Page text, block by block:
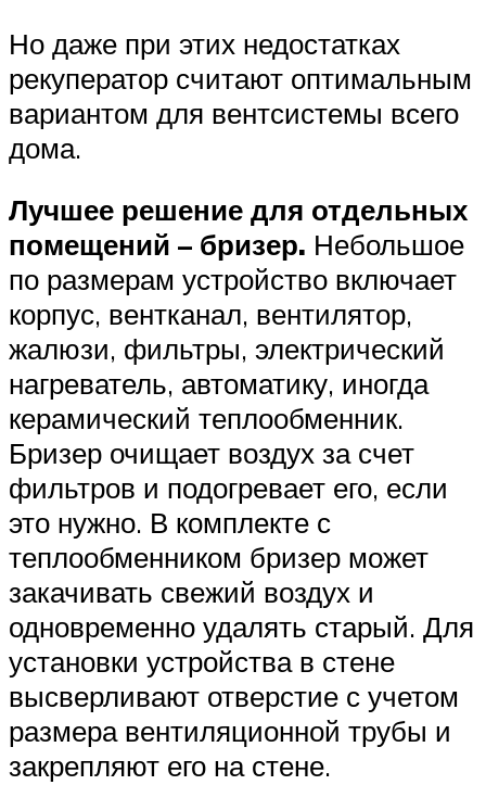
Но даже при этих недостатках
рекуператор считают оптимальным
вариантом для вентсистемы всего
дома.
Лучшее решение для отдельных
помещений – бризер. Небольшое
по размерам устройство включает
корпус, вентканал, вентилятор,
жалюзи, фильтры, электрический
нагреватель, автоматику, иногда
керамический теплообменник.
Бризер очищает воздух за счет
фильтров и подогревает его, если
это нужно. В комплекте с
теплообменником бризер может
закачивать свежий воздух и
одновременно удалять старый. Для
установки устройства в стене
высверливают отверстие с учетом
размера вентиляционной трубы и
закрепляют его на стене.